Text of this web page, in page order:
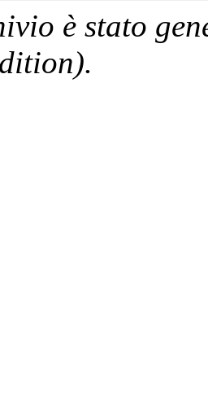
è stato